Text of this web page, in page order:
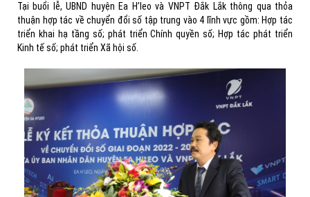
Tại buổi lễ, UBND huyện Ea H’leo và VNPT Đắk Lắk thông qua thỏa
thuận hợp tác về chuyển đổi số tập trung vào 4 lĩnh vực gồm: Hợp tác
triển khai hạ tầng số; phát triển Chính quyền số; Hợp tác phát triển
Kinh tế số; phát triển Xã hội số.